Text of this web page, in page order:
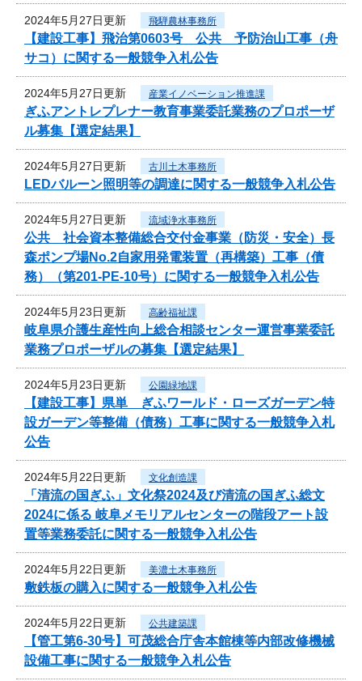
2024年5月27日更新 飛騨農林事務所
【建設工事】飛治第0603号 公共 予防治山工事（舟
サコ）に関する一般競争入札公告
2024年5月27日更新 産業イノベーション推進課
ぎふアントレプレナー教育事業委託業務のプロポーザ
ル募集【選定結果】
2024年5月27日更新 古川土木事務所
LEDバルーン照明等の調達に関する一般競争入札公告
2024年5月27日更新 流域浄水事務所
公共 社会資本整備総合交付金事業（防災・安全）長
森ポンプ場No.2自家用発電装置（再構築）工事（債
務）（第201-PE-10号）に関する一般競争入札公告
2024年5月23日更新 高齢福祉課
岐阜県介護生産性向上総合相談センター運営事業委託
業務プロポーザルの募集【選定結果】
2024年5月23日更新 公園緑地課
【建設工事】県単 ぎふワールド・ローズガーデン特
設ガーデン等整備（債務）工事に関する一般競争入札
公告
2024年5月22日更新 文化創造課
「清流の国ぎふ」文化祭2024及び清流の国ぎふ総文
2024に係る 岐阜メモリアルセンターの階段アート設
置等業務委託に関する一般競争入札公告
2024年5月22日更新 美濃土木事務所
敷鉄板の購入に関する一般競争入札公告
2024年5月22日更新 公共建築課
【管工第6-30号】可茂総合庁舎本館棟等内部改修機械
設備工事に関する一般競争入札公告